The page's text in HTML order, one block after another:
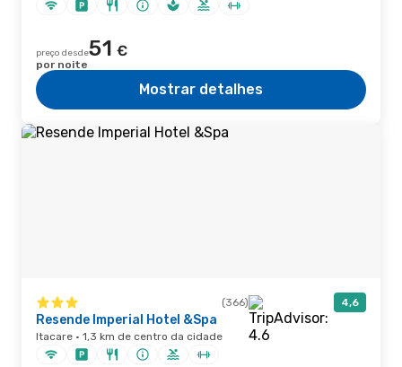
preço desde51 €
por noite
Mostrar detalhes
(366) 4,6
Resende Imperial Hotel &Spa
Itacare · 1,3 km de centro da cidade